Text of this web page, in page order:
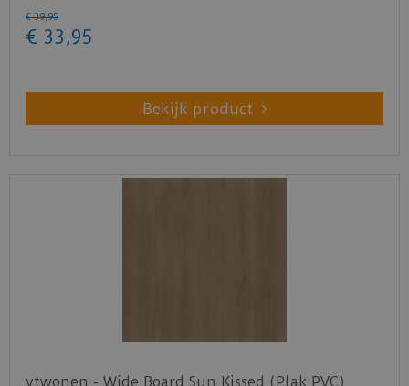
€ 39,95
€ 33 ,95
Bekijk product
vtwonen - Wide Board Sun Kissed (Plak PVC)